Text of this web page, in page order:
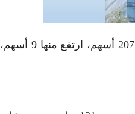
فيما بلغ إجمالي قيم التداولات على الأسهم 8.39 مليار جنيه، ووصل عدد الأسهم المتداولة 207 أسهم، ارتفع منها 9 أسهم،